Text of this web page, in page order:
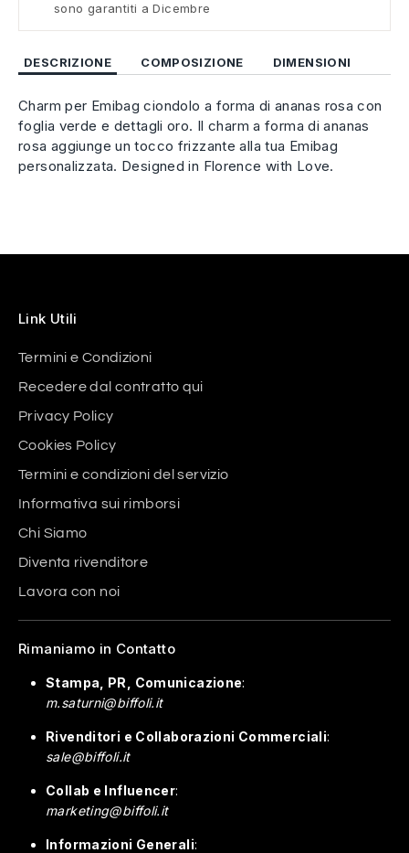
sono garantiti a Dicembre
DESCRIZIONE COMPOSIZIONE DIMENSIONI
Charm per Emibag ciondolo a forma di ananas rosa con
foglia verde e dettagli oro. Il charm a forma di ananas
rosa aggiunge un tocco frizzante alla tua Emibag
personalizzata. Designed in Florence with Love.
Link Utili
Termini e Condizioni
Recedere dal contratto qui
Privacy Policy
Cookies Policy
Termini e condizioni del servizio
Informativa sui rimborsi
Chi Siamo
Diventa rivenditore
Lavora con noi
Rimaniamo in Contatto
Stampa, PR, Comunicazione:
m.saturni@biffoli.it
Rivenditori e Collaborazioni Commerciali:
sale@biffoli.it
Collab e Influencer:
marketing@biffoli.it
Informazioni Generali: